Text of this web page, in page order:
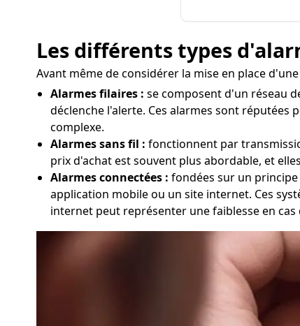
Les différents types
Avant même de considérer la mise en place
Alarmes filaires : se composent d'un réseau
déclenche l'alerte. Ces alarmes sont
complexe.
Alarmes sans fil : fonctionnent par
prix d'achat est souvent plus abordable, et
Alarmes connectées : fondées sur un
application mobile ou un site internet. Ces
internet peut représenter une faiblesse en cas